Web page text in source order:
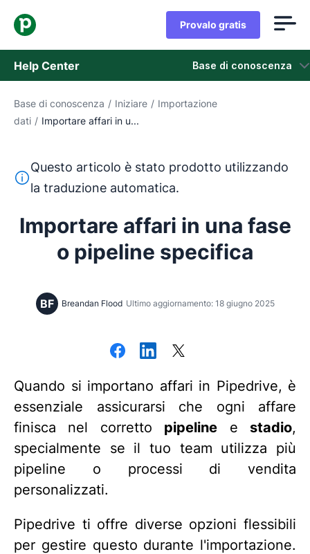
Provalo gratis
Help Center Base di conoscenza
Base di conoscenza
Contatta l'assistenza
Base di conoscenza / Iniziare / Importazione
dati / Importare affari in u...
Questo testo è stato tradotto dall'inglese utilizzando
Questo articolo è stato prodotto utilizzando
la traduzione automatica.
Importare affari in una fase
o pipeline specifica
BF Breandan Flood Ultimo aggiornamento: 18 giugno 2025
Quando si importano affari in Pipedrive, è
essenziale assicurarsi che ogni affare
finisca nel corretto pipeline estadio,
specialmente se il tuo team utilizza più
pipeline o processi di vendita
personalizzati.
Pipedrive ti offre diverse opzioni flessibili
per gestire questo durante l'importazione.